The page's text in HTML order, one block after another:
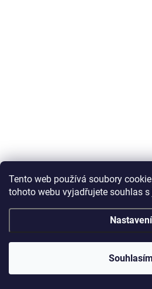
Tento web používá soubory
tohoto webu vyjadřujete souhlas
Nastavení
Souhlasím